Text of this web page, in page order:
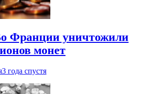
Франции уничтожили
монет
3 года спустя